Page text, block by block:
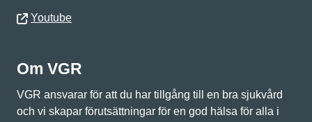
Youtube
Om VGR
VGR ansvarar för att du har tillgång till en bra sjukvård
och vi skapar förutsättningar för en god hälsa för alla i